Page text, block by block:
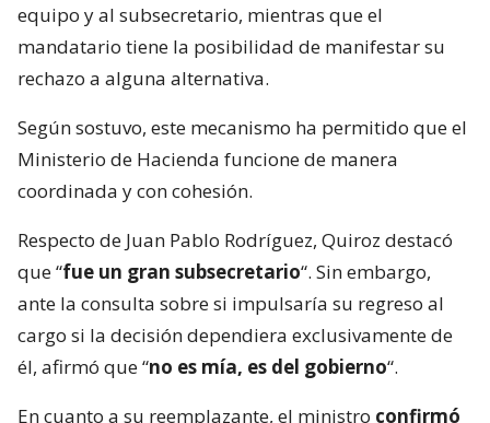
equipo y al subsecretario, mientras que el
mandatario tiene la posibilidad de manifestar su
rechazo a alguna alternativa.
Según sostuvo, este mecanismo ha permitido que el
Ministerio de Hacienda funcione de manera
coordinada y con cohesión.
Respecto de Juan Pablo Rodríguez, Quiroz destacó
que “fue un gran subsecretario“. Sin embargo,
ante la consulta sobre si impulsaría su regreso al
cargo si la decisión dependiera exclusivamente de
él, afirmó que “no es mía, es del gobierno“.
En cuanto a su reemplazante, el ministro confirmó